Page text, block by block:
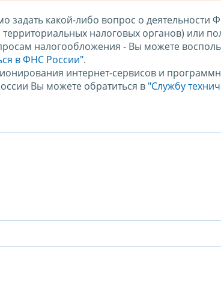
задать какой-либо вопрос о деятельности
налоговых органов) или
налогообложения - Вы можете
в ФНС России".
интернет-сервисов и
Вы можете обратиться в "Службу